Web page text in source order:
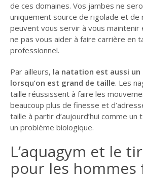
MARCEL PROUST :
QUIZZ N°6
MARCEL PROUST :
QUIZZ N°7
MARCEL PROUST :
QUIZZ N°8
LITTÉRATURE
RÉFLEXIONS
de ces domaines. Vos jambes ne
uniquement source de rigolade et de
peuvent vous servir à vous
ne pas vous aider à faire carrière en
professionnel.
Par ailleurs, la natation est aussi
lorsqu’on est grand de taille. Les
taille réussissent à faire les
beaucoup plus de finesse et
taille à partir d’aujourd’hui comme
un problème biologique.
L’aquagym et le
pour les hommes